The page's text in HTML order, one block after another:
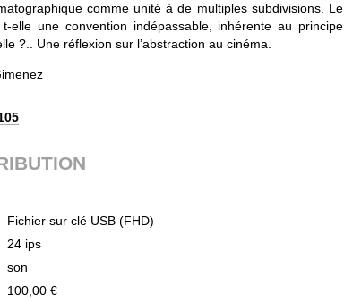
comme unité à de multiples subdivisions. Le
elle une convention indépassable, inhérente au principe
?.. Une réflexion sur l’abstraction au cinéma.
Fichier sur clé USB (FHD)
24 ips
son
100,00 €